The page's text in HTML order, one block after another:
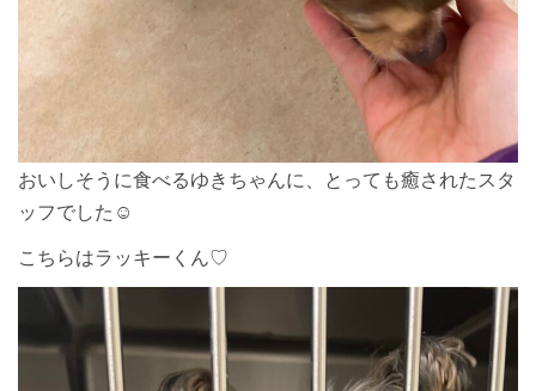
おいしそうに食べるゆきちゃんに、とっても癒されたスタ
ッフでした☺︎
こちらはラッキーくん♡